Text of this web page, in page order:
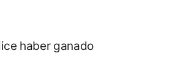
haber ganado